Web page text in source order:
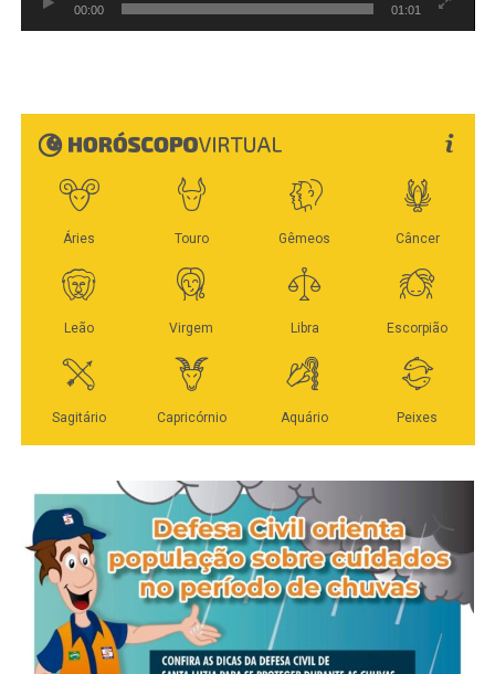
Especial da AL que debaterá o futuro da
distribuição de energia em MT
Fonte: Da Assessoria AFG & Taques
WhatsApp
Facebook
Twitter
Messenger
LinkedIn
Share
O levantamento foi realizado entre os dias 23 e 27 de
na rodada atual. A oscilação está dentro da margem de
erro geral.
A pesquisa também registra redução no número de
entrevistados sem candidato definido para deputado
estadual. O índice era de 56% em maio, caiu para 52,1%
em junho e chegou a 45,2% em julho. Com mais pessoas
passando a citar nomes, Léo se mantém entre os mais
lembrados da disputa.
Lúdio Cabral aparece numericamente à frente, com 3,1%.
Dois a Um, 2,9%; Elizeu Nascimento, 2,6%; e Paulo
Araújo e Thiago Silva, 2,5%. Os sete nomes que
aparecem antes de Bortolin exercem mandato de
deputado estadual.
A modalidade espontânea mede a lembrança dos
candidatos. Nela, os entrevistados respondem livremente
em quem votariam, sem receber uma lista prévia. Por
isso, o resultado não representa uma projeção direta de
votos ou de cadeiras, mas mostra quais nomes já estão
00:00 01:01